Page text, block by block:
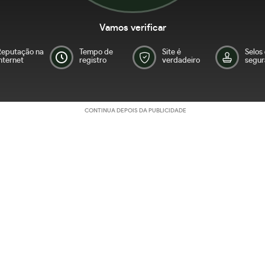
Vamos verificar
na
Tempo de
registro
Site é
verdadeiro
Selos
CONTINUA DEPOIS DA PUBLICIDADE